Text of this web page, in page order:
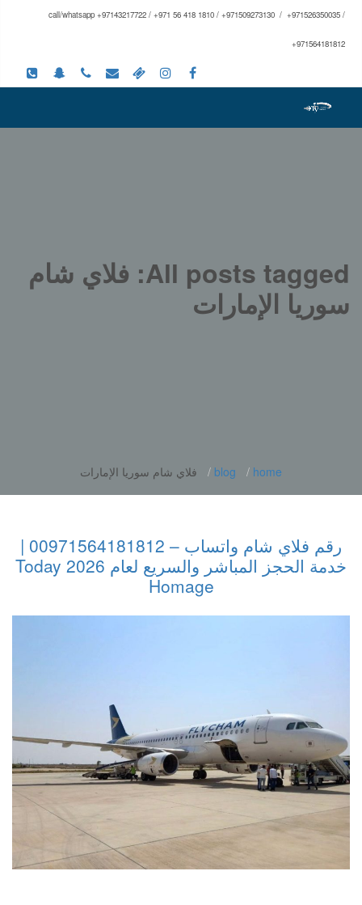
call/whatsapp +97143217722 / +971 56 418 1810 / +971509273130 / +971526350035 /
+971564181812
All posts tagged: فلاي شام
سوريا الإمارات
home
blog فلاي شام سوريا الإمارات
رقم فلاي شام واتساب – 00971564181812 |
خدمة الحجز المباشر والسريع لعام 2026 Today
Homage